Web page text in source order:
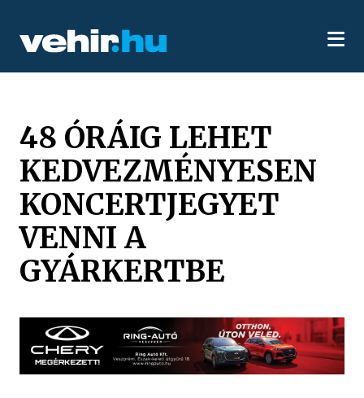
48 ÓRÁIG LEHET
KEDVEZMÉNYESEN
KONCERTJEGYET
VENNI A
GYÁRKERTBE